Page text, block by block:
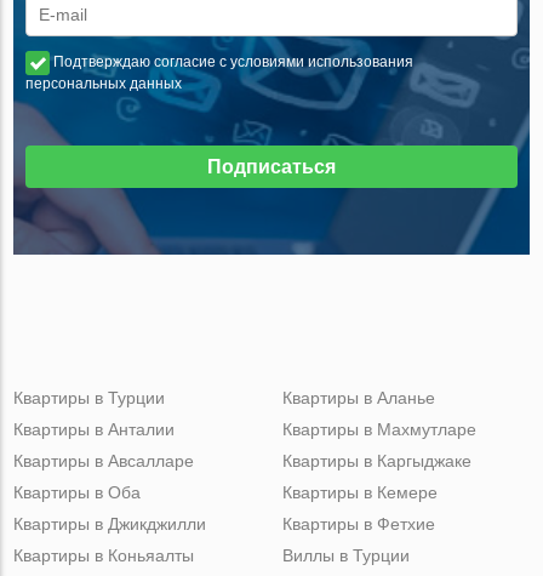
Подтверждаю согласие с условиями использования
персональных данных
Подписаться
Квартиры в Турции
Квартиры в Анталии
Квартиры в Авсалларе
Квартиры в Оба
Квартиры в Джикджилли
Квартиры в Аланье
Квартиры в Махмутларе
Квартиры в Каргыджаке
Квартиры в Кемере
Квартиры в Фетхие
Квартиры в Коньяалты
Виллы в Турции